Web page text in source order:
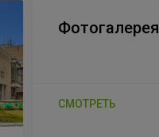
Фотогалерея
СМОТРЕТЬ